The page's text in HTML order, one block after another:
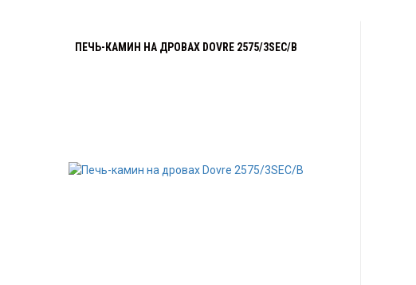
ПЕЧЬ-КАМИН НА ДРОВАХ DOVRE 2575/3SEC/B